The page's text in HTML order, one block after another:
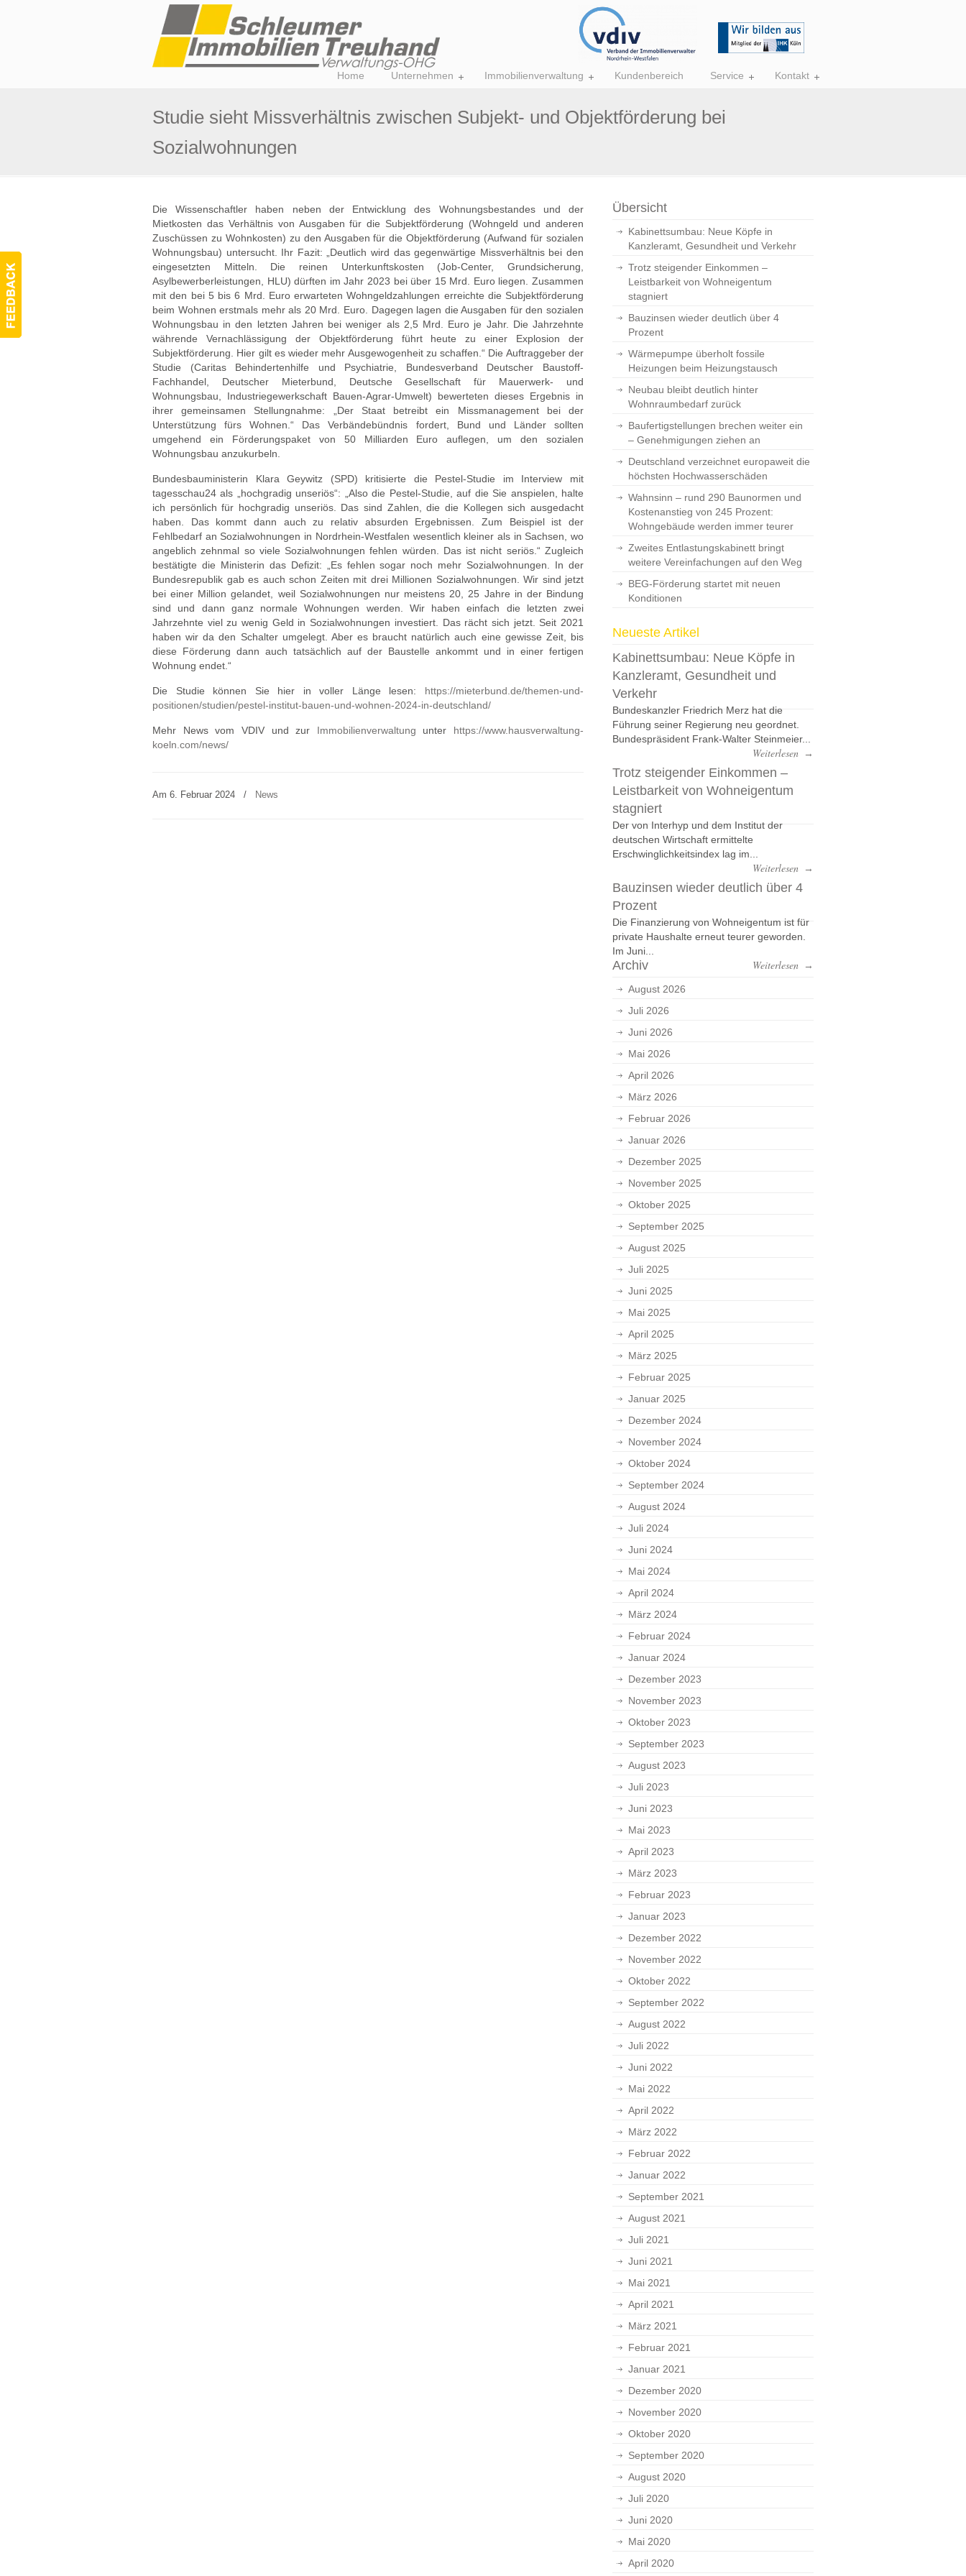
Home Unternehmen Immobilienverwaltung Kundenbereich Service Kontakt
Studie sieht Missverhältnis zwischen Subjekt- und Objektförderung bei
Sozialwohnungen
Die Wissenschaftler haben neben der Entwicklung des Wohnungsbestandes und der
Mietkosten das Verhältnis von Ausgaben für die Subjektförderung (Wohngeld und anderen
Zuschüssen zu Wohnkosten) zu den Ausgaben für die Objektförderung (Aufwand für sozialen
Wohnungsbau) untersucht. Ihr Fazit: „Deutlich wird das gegenwärtige Missverhältnis bei den
eingesetzten Mitteln. Die reinen Unterkunftskosten (Job-Center, Grundsicherung,
Asylbewerberleistungen, HLU) dürften im Jahr 2023 bei über 15 Mrd. Euro liegen. Zusammen
mit den bei 5 bis 6 Mrd. Euro erwarteten Wohngeldzahlungen erreichte die Subjektförderung
beim Wohnen erstmals mehr als 20 Mrd. Euro. Dagegen lagen die Ausgaben für den sozialen
Wohnungsbau in den letzten Jahren bei weniger als 2,5 Mrd. Euro je Jahr. Die Jahrzehnte
währende Vernachlässigung der Objektförderung führt heute zu einer Explosion der
Subjektförderung. Hier gilt es wieder mehr Ausgewogenheit zu schaffen.“ Die Auftraggeber der
Studie (Caritas Behindertenhilfe und Psychiatrie, Bundesverband Deutscher Baustoff-
Fachhandel, Deutscher Mieterbund, Deutsche Gesellschaft für Mauerwerk- und
Wohnungsbau, Industriegewerkschaft Bauen-Agrar-Umwelt) bewerteten dieses Ergebnis in
ihrer gemeinsamen Stellungnahme: „Der Staat betreibt ein Missmanagement bei der
Unterstützung fürs Wohnen.“ Das Verbändebündnis fordert, Bund und Länder sollten
umgehend ein Förderungspaket von 50 Milliarden Euro auflegen, um den sozialen
Wohnungsbau anzukurbeln.
Bundesbauministerin Klara Geywitz (SPD) kritisierte die Pestel-Studie im Interview mit
tagesschau24 als „hochgradig unseriös“: „Also die Pestel-Studie, auf die Sie anspielen, halte
ich persönlich für hochgradig unseriös. Das sind Zahlen, die die Kollegen sich ausgedacht
haben. Das kommt dann auch zu relativ absurden Ergebnissen. Zum Beispiel ist der
Fehlbedarf an Sozialwohnungen in Nordrhein-Westfalen wesentlich kleiner als in Sachsen, wo
angeblich zehnmal so viele Sozialwohnungen fehlen würden. Das ist nicht seriös.“ Zugleich
bestätigte die Ministerin das Defizit: „Es fehlen sogar noch mehr Sozialwohnungen. In der
Bundesrepublik gab es auch schon Zeiten mit drei Millionen Sozialwohnungen. Wir sind jetzt
bei einer Million gelandet, weil Sozialwohnungen nur meistens 20, 25 Jahre in der Bindung
sind und dann ganz normale Wohnungen werden. Wir haben einfach die letzten zwei
Jahrzehnte viel zu wenig Geld in Sozialwohnungen investiert. Das rächt sich jetzt. Seit 2021
haben wir da den Schalter umgelegt. Aber es braucht natürlich auch eine gewisse Zeit, bis
diese Förderung dann auch tatsächlich auf der Baustelle ankommt und in einer fertigen
Wohnung endet.“
Die Studie können Sie hier in voller Länge lesen: https://mieterbund.de/themen-und-
positionen/studien/pestel-institut-bauen-und-wohnen-2024-in-deutschland/
Mehr News vom VDIV und zur Immobilienverwaltung unter https://www.hausverwaltung-
koeln.com/news/
Am 6. Februar 2024 / News
Übersicht
Kabinettsumbau: Neue Köpfe in
Kanzleramt, Gesundheit und Verkehr
Trotz steigender Einkommen –
Leistbarkeit von Wohneigentum
stagniert
Bauzinsen wieder deutlich über 4
Prozent
Wärmepumpe überholt fossile
Heizungen beim Heizungstausch
Neubau bleibt deutlich hinter
Wohnraumbedarf zurück
Baufertigstellungen brechen weiter ein
– Genehmigungen ziehen an
Deutschland verzeichnet europaweit die
höchsten Hochwasserschäden
Wahnsinn – rund 290 Baunormen und
Kostenanstieg von 245 Prozent:
Wohngebäude werden immer teurer
Zweites Entlastungskabinett bringt
weitere Vereinfachungen auf den Weg
BEG-Förderung startet mit neuen
Konditionen
Neueste Artikel
Kabinettsumbau: Neue Köpfe in
Kanzleramt, Gesundheit und
Verkehr
Bundeskanzler Friedrich Merz hat die
Führung seiner Regierung neu geordnet.
Bundespräsident Frank-Walter Steinmeier...
Weiterlesen →
Trotz steigender Einkommen –
Leistbarkeit von Wohneigentum
stagniert
Der von Interhyp und dem Institut der
deutschen Wirtschaft ermittelte
Erschwinglichkeitsindex lag im...
Weiterlesen →
Bauzinsen wieder deutlich über 4
Prozent
Die Finanzierung von Wohneigentum ist für
private Haushalte erneut teurer geworden.
Im Juni...
Weiterlesen →
Archiv
August 2026
Juli 2026
Juni 2026
Mai 2026
April 2026
März 2026
Februar 2026
Januar 2026
Dezember 2025
November 2025
Oktober 2025
September 2025
August 2025
Juli 2025
Juni 2025
Mai 2025
April 2025
März 2025
Februar 2025
Januar 2025
Dezember 2024
November 2024
Oktober 2024
September 2024
August 2024
Juli 2024
Juni 2024
Mai 2024
April 2024
März 2024
Februar 2024
Januar 2024
Dezember 2023
November 2023
Oktober 2023
September 2023
August 2023
Juli 2023
Juni 2023
Mai 2023
April 2023
März 2023
Februar 2023
Januar 2023
Dezember 2022
November 2022
Oktober 2022
September 2022
August 2022
Juli 2022
Juni 2022
Mai 2022
April 2022
März 2022
Februar 2022
Januar 2022
September 2021
August 2021
Juli 2021
Juni 2021
Mai 2021
April 2021
März 2021
Februar 2021
Januar 2021
Dezember 2020
November 2020
Oktober 2020
September 2020
August 2020
Juli 2020
Juni 2020
Mai 2020
April 2020